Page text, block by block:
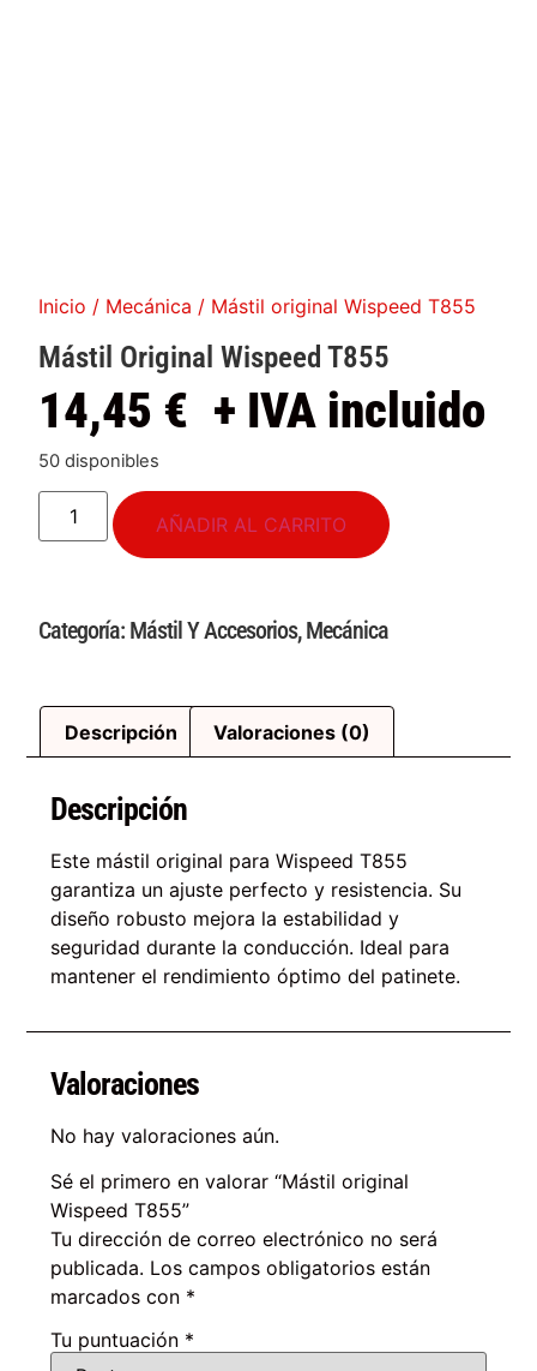
Inicio / Mecánica / Mástil original Wispeed T855
Mástil Original Wispeed T855
14,45 € + IVA incluido
50 disponibles
AÑADIR AL CARRITO
Categoría: Mástil Y Accesorios,Mecánica
Descripción Valoraciones (0)
Descripción
Este mástil original para Wispeed T855
garantiza un ajuste perfecto y resistencia. Su
diseño robusto mejora la estabilidad y
seguridad durante la conducción. Ideal para
mantener el rendimiento óptimo del patinete.
Valoraciones
No hay valoraciones aún.
Sé el primero en valorar “Mástil original
Wispeed T855”
Tu dirección de correo electrónico no será
publicada. Los campos obligatorios están
marcados con *
Tu puntuación *